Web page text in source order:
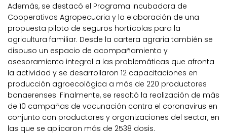
Además, se destacó el Programa Incubadora de
Cooperativas Agropecuaria y la elaboración de una
propuesta piloto de seguros hortícolas para la
agricultura familiar. Desde la cartera agraria también se
dispuso un espacio de acompañamiento y
asesoramiento integral a las problemáticas que afronta
la actividad y se desarrollaron 12 capacitaciones en
producción agroecológica a más de 220 productores
bonaerenses. Finalmente, se resaltó la realización de más
de 10 campañas de vacunación contra el coronavirus en
conjunto con productores y organizaciones del sector, en
las que se aplicaron más de 2538 dosis.